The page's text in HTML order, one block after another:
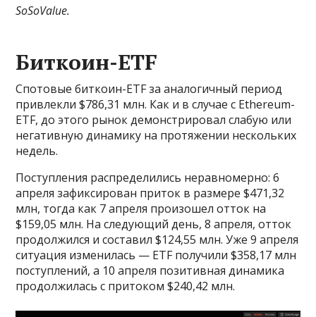
SoSoValue.
Биткоин-ETF
Спотовые биткоин-ETF за аналогичный период
привлекли $786,31 млн. Как и в случае с Ethereum-
ETF, до этого рынок демонстрировал слабую или
негативную динамику на протяжении нескольких
недель.
Поступления распределились неравномерно: 6
апреля зафиксирован приток в размере $471,32
млн, тогда как 7 апреля произошел отток на
$159,05 млн. На следующий день, 8 апреля, отток
продолжился и составил $124,55 млн. Уже 9 апреля
ситуация изменилась — ETF получили $358,17 млн
поступлений, а 10 апреля позитивная динамика
продолжилась с притоком $240,42 млн.